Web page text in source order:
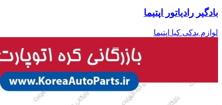
بادگیر رادیاتور اپتیما
لوازم یدکی کیا اپتیما